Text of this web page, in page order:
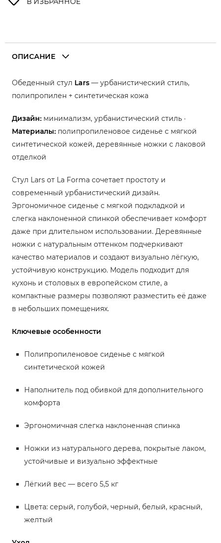
ОПИСАНИЕ
Обеденный стул Lars — урбанистический стиль,
полипропилен + синтетическая кожа
Дизайн: минимализм, урбанистический стиль ·
Материалы: полипропиленовое сиденье с мягкой
синтетической кожей, деревянные ножки с лаковой
отделкой
Стул Lars от La Forma сочетает простоту и
современный урбанистический дизайн.
Эргономичное сиденье с мягкой подкладкой и
слегка наклоненной спинкой обеспечивает комфорт
даже при длительном использовании. Деревянные
ножки с натуральным оттенком подчеркивают
качество материалов и создают визуально лёгкую,
устойчивую конструкцию. Модель подходит для
кухонь и столовых в европейском стиле, а
компактные размеры позволяют разместить её даже
в небольших помещениях.
Ключевые особенности
Полипропиленовое сиденье с мягкой
синтетической кожей
Наполнитель под обивкой для дополнительного
комфорта
Эргономичная слегка наклоненная спинка
Ножки из натурального дерева, покрытые лаком,
устойчивые и визуально эффектные
Лёгкий вес — всего 5,5 кг
Цвета: серый, голубой, черный, белый, красный,
желтый